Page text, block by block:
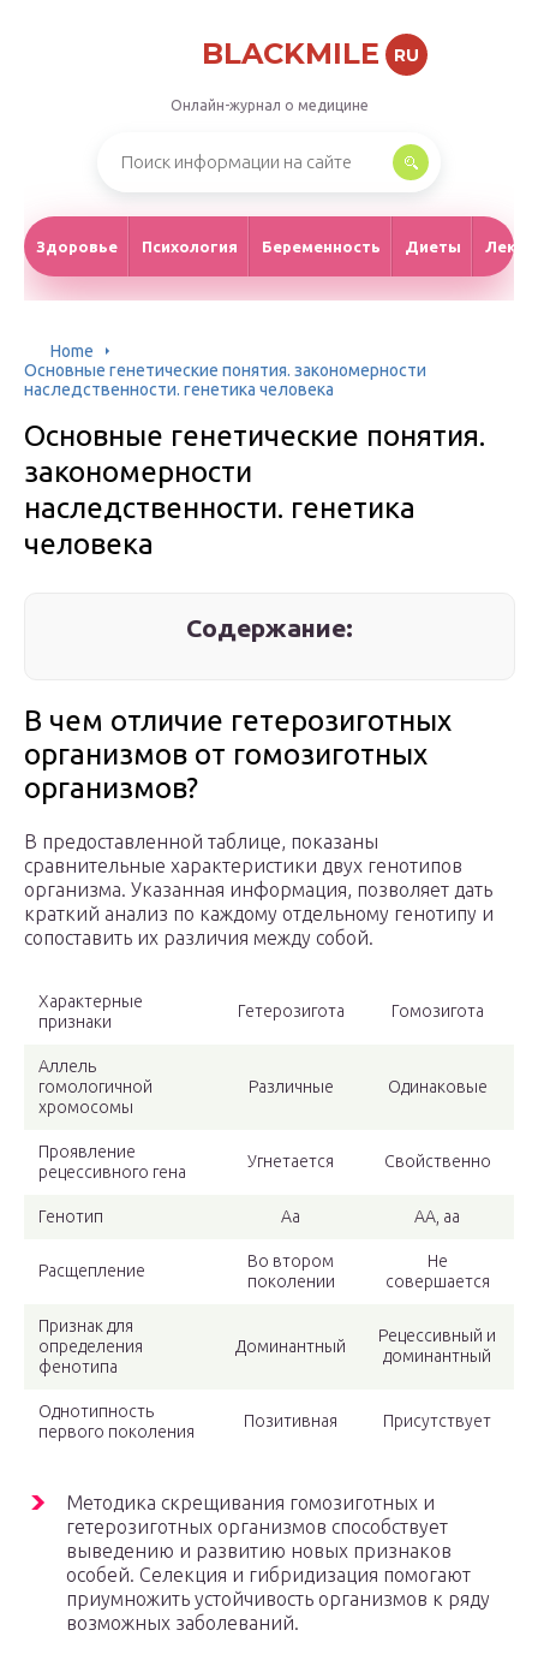
BLACKMILE RU
Онлайн-журнал о медицине
Здоровье Психология Беременность Диеты
Home
Основные генетические понятия. закономерности
наследственности. генетика человека
Основные генетические понятия.
закономерности
наследственности. генетика
человека
Содержание:
В чем отличие гетерозиготных
организмов от гомозиготных
организмов?
В предоставленной таблице, показаны
сравнительные характеристики двух генотипов
организма. Указанная информация, позволяет дать
краткий анализ по каждому отдельному генотипу и
сопоставить их различия между собой.
Характерные
признаки
Гетерозигота Гомозигота
Аллель
гомологичной
хромосомы
Различные Одинаковые
Проявление
рецессивного гена
Угнетается Свойственно
Генотип Аа АА, аа
Расщепление
Во втором
поколении
Не
совершается
Признак для
определения
фенотипа
Доминантный
Рецессивный и
доминантный
Однотипность
первого поколения
Позитивная Присутствует
Методика скрещивания гомозиготных и
гетерозиготных организмов способствует
выведению и развитию новых признаков
особей. Селекция и гибридизация помогают
приумножить устойчивость организмов к ряду
возможных заболеваний.